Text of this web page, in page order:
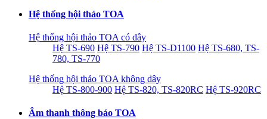
Hệ thống hội thảo TOA
Hệ thống hội thảo TOA có dây
Hệ TS-690 Hệ TS-790 Hệ TS-D1100 Hệ TS-680, TS-
780, TS-770
Hệ thống hội thảo TOA không dây
Hệ TS-800-900 Hệ TS-820, TS-820RC Hệ TS-920RC
Âm thanh thông báo TOA